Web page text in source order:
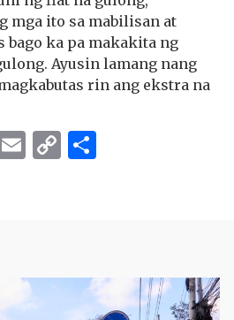
mga ito sa mabilisan at
bago ka pa makakita ng
Ayusin lamang nang
rin ang ekstra na
Email
Copy